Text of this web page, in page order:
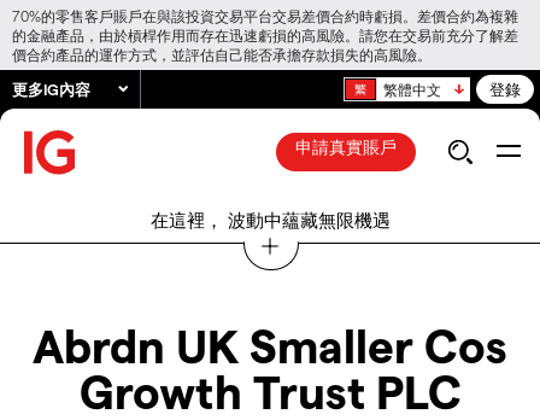
70%的零售客戶賬戶在與該投資交易平台交易差價合約時虧損。差價合約為複雜
的金融產品，由於槓桿作用而存在迅速虧損的高風險。請您在交易前充分了解差
價合約產品的運作方式，並評估自己能否承擔存款損失的高風險。
更多IG內容 繁體中文 登錄
申請真實賬戶
在這裡， 波動中蘊藏無限機遇
Abrdn UK Smaller Cos
Growth Trust PLC